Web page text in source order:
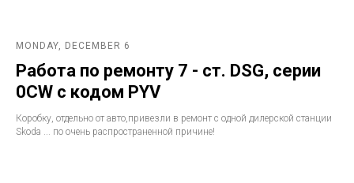
MONDAY, DECEMBER 6
Работа по ремонту 7 - ст. DSG, серии
0CW с кодом PYV
Коробку, отдельно от авто,привезли в ремонт с одной дилерской станции
Skoda ... по очень распространенной причине!